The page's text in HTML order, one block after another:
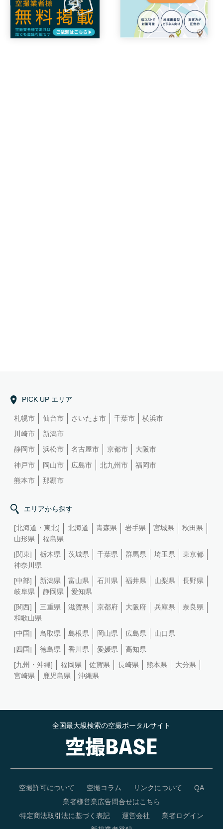
PICK UP エリア
札幌市 仙台市 さいたま市 千葉市
横浜市
川崎市
新潟市
静岡市
浜松市 名古屋市 京都市
大阪市
神戸市
岡山市 広島市 北九州市
福岡市
熊本市
那覇市
エリアから探す
[北海道・東北] 北海道 青森県 岩手県 宮城県
秋田県
山形県
福島県
[関東]
栃木県 茨城県 千葉県 群馬県 埼玉県
東京都
神奈川県
[中部]
新潟県 富山県 石川県 福井県 山梨県
長野県
岐阜県
静岡県
愛知県
[関西]
三重県 滋賀県 京都府 大阪府 兵庫県
奈良県
和歌山県
[中国]
鳥取県 島根県 岡山県 広島県
山口県
[四国]
徳島県 香川県 愛媛県
高知県
[九州・沖縄]
福岡県 佐賀県 長崎県 熊本県
大分県
宮崎県
鹿児島県 沖縄県
全国最大級検索の空撮ポータルサイト
空撮許可について 空撮コラム リンクについて
QA
業者様営業広告問合せはこちら
特定商法取引法に基づく表記
運営会社
業者ログイン